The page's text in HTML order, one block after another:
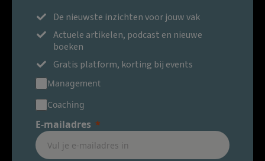
De nieuwste inzichten voor jouw vak
Actuele artikelen, podcast en nieuwe
boeken
Gratis platform, korting bij events
Management
Coaching
E-mailadres